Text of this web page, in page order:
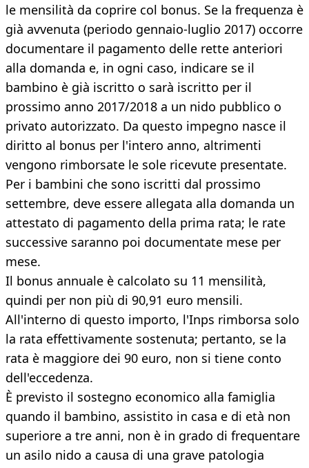
le mensilità da coprire col bonus. Se la frequenza è
già avvenuta (periodo gennaio-luglio 2017) occorre
documentare il pagamento delle rette anteriori
alla domanda e, in ogni caso, indicare se il
bambino è già iscritto o sarà iscritto per il
prossimo anno 2017/2018 a un nido pubblico o
privato autorizzato. Da questo impegno nasce il
diritto al bonus per l'intero anno, altrimenti
vengono rimborsate le sole ricevute presentate.
Per i bambini che sono iscritti dal prossimo
settembre, deve essere allegata alla domanda un
attestato di pagamento della prima rata; le rate
successive saranno poi documentate mese per
mese.
Il bonus annuale è calcolato su 11 mensilità,
quindi per non più di 90,91 euro mensili.
All'interno di questo importo, l'Inps rimborsa solo
la rata effettivamente sostenuta; pertanto, se la
rata è maggiore dei 90 euro, non si tiene conto
dell'eccedenza.
È previsto il sostegno economico alla famiglia
quando il bambino, assistito in casa e di età non
superiore a tre anni, non è in grado di frequentare
un asilo nido a causa di una grave patologia